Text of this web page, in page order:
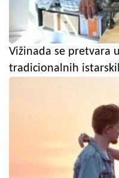
Vižinada se pretvara
tradicionalnih